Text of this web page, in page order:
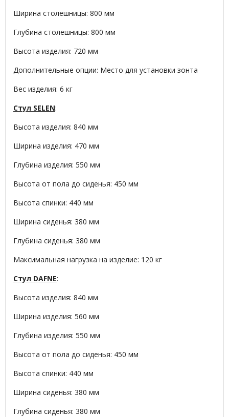
Ширина столешницы: 800 мм
Глубина столешницы: 800 мм
Высота изделия: 720 мм
Дополнительные опции: Место для установки зонта
Вес изделия: 6 кг
Стул SELEN:
Высота изделия: 840 мм
Ширина изделия: 470 мм
Глубина изделия: 550 мм
Высота от пола до сиденья: 450 мм
Высота спинки: 440 мм
Ширина сиденья: 380 мм
Глубина сиденья: 380 мм
Максимальная нагрузка на изделие: 120 кг
Стул DAFNE:
Высота изделия: 840 мм
Ширина изделия: 560 мм
Глубина изделия: 550 мм
Высота от пола до сиденья: 450 мм
Высота спинки: 440 мм
Ширина сиденья: 380 мм
Глубина сиденья: 380 мм